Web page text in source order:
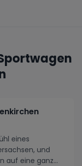
eines
und
auf eine ganz